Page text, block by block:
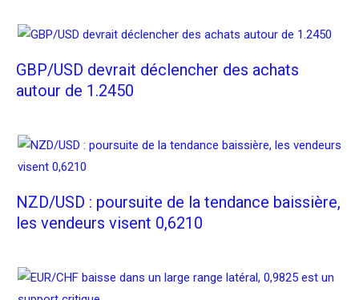
GBP/USD devrait déclencher des achats
autour de 1.2450
NZD/USD : poursuite de la tendance baissière,
les vendeurs visent 0,6210